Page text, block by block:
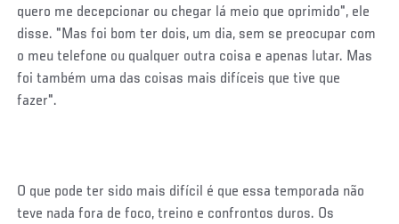
quero me decepcionar ou chegar lá meio que oprimido", ele
disse. "Mas foi bom ter dois, um dia, sem se preocupar com
o meu telefone ou qualquer outra coisa e apenas lutar. Mas
foi também uma das coisas mais difíceis que tive que
fazer".
O que pode ter sido mais difícil é que essa temporada não
teve nada fora de foco, treino e confrontos duros. Os